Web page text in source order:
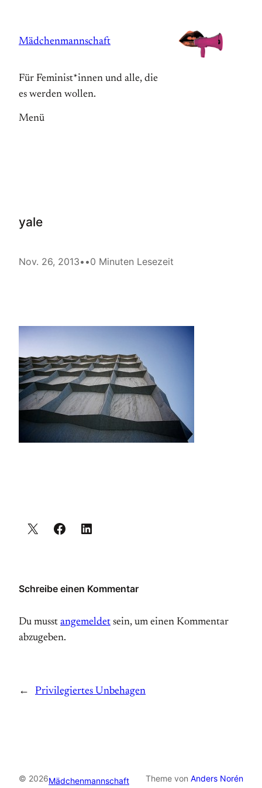
springen
Mädchenmannschaft
Für Feminist*innen und alle, die
es werden wollen.
Menü
yale
Nov. 26, 2013• •0 Minuten Lesezeit
Schreibe einen Kommentar
Du musst angemeldet sein, um einen Kommentar
abzugeben.
← Privilegiertes Unbehagen
© 2026Mädchenmannschaft Theme von Anders Norén